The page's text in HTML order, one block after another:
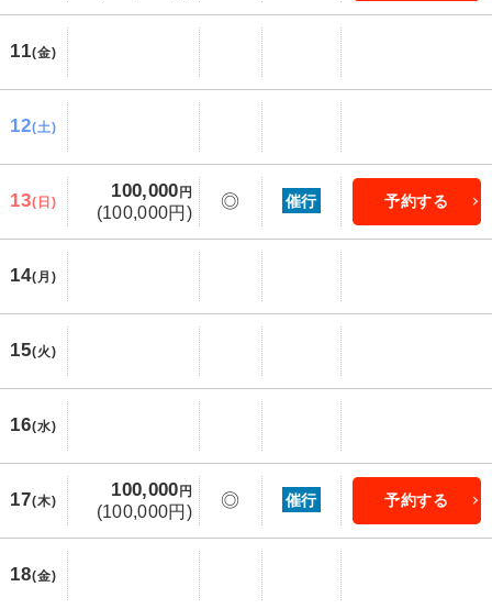
11(金)
12(土)
13(日)
100,000 円
(100,000円)
◎ 催行 予約する
14(月)
15(火)
16(水)
17(木)
100,000 円
(100,000円)
◎ 催行 予約する
18(金)